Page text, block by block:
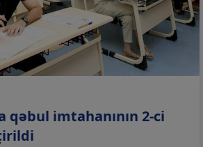
qəbul imtahanının 2-ci